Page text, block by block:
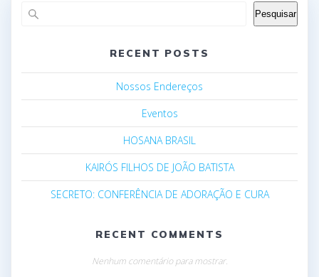
Pesquisar
RECENT POSTS
Nossos Endereços
Eventos
HOSANA BRASIL
KAIRÓS FILHOS DE JOÃO BATISTA
SECRETO: CONFERÊNCIA DE ADORAÇÃO E CURA
RECENT COMMENTS
Nenhum comentário para mostrar.